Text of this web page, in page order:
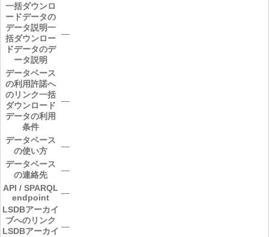
一括ダウンロ
ードデータの
データ説明一
括ダウンロー
ドデータのデ
ータ説明
―
データベース
の利用許諾へ
のリンク一括
ダウンロード
データの利用
条件
―
データベース
の使い方
―
データベース
の連絡先
―
API / SPARQL
endpoint
―
LSDBアーカイ
ブへのリンク
LSDBアーカイ ―